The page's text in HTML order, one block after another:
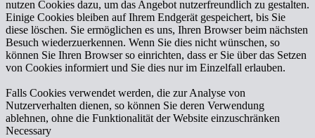
nutzen Cookies dazu, um das Angebot nutzerfreundlich zu gestalten.
Einige Cookies bleiben auf Ihrem Endgerät gespeichert, bis Sie
diese löschen. Sie ermöglichen es uns, Ihren Browser beim nächsten
Besuch wiederzuerkennen. Wenn Sie dies nicht wünschen, so
können Sie Ihren Browser so einrichten, dass er Sie über das Setzen
von Cookies informiert und Sie dies nur im Einzelfall erlauben.
Falls Cookies verwendet werden, die zur Analyse von
Nutzerverhalten dienen, so können Sie deren Verwendung
ablehnen, ohne die Funktionalität der Website einzuschränken
Necessary